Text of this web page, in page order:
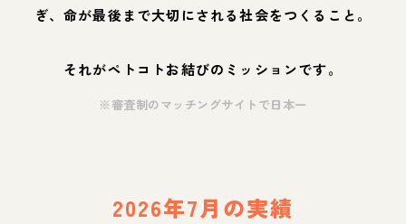
ぎ、命が最後まで大切にされる社会をつくること。
それがペトコトお結びのミッションです。
※審査制のマッチングサイトで日本一
2026年7月の実績